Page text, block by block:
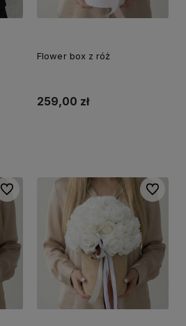
Flower box z róż
259,00 zł
Do ulubionych Do